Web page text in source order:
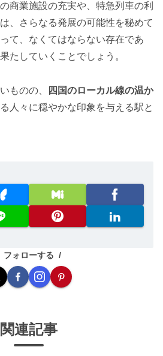
商業施設の充実や、特急列車の利
、さらなる発展の可能性を秘めて
て、なくてはならない存在であ
たしていくことでしょう。
ものの、
四国のローカル線の温か
人々に穏やかな印象を与える駅と
フォローする
関連記事